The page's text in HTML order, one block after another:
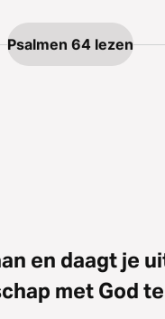
Psalmen 64 lezen
en daagt je
met God